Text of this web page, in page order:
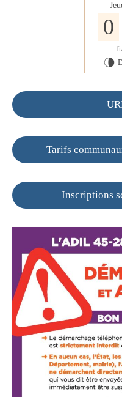
Séjourner à
Nos Partenaires
0
U
Tarifs
Inscriptions